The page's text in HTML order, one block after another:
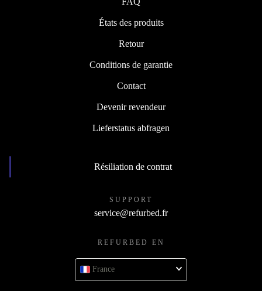
États des produits
Retour
Conditions de garantie
Contact
Devenir revendeur
Lieferstatus abfragen
Résiliation de contrat
SUPPORT
service@refurbed.fr
REFURBED EN
France